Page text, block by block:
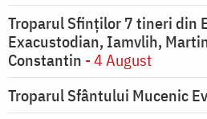
Troparul Sfinţilor 7 tineri din
Exacustodian, Iamvlih,
Constantin - 4 August
Troparul Sfântului Mucenic